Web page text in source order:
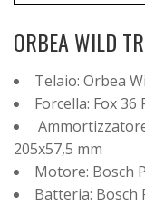
ORBEA WILD
Telaio: Orbea
Forcella: Fox
205x57,5 mm
Motore: Bosch
Batteria: Bosch